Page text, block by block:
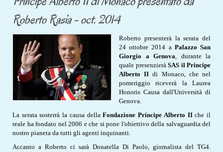
Roberto Rasia - oct. 2014
Roberto presenterà la serata del
24 ottobre 2014 a Palazzo San
Giorgio a Genova, durante la
quale presenzierà SAS il Principe
Alberto II di Monaco, che nel
pomeriggio riceverà la Laurea
Honoris Causa dall'Università di
Genova.
La serata sosterrà la causa dellaFondazione Principe Alberto IIche il
reale ha fondato nel 2006 e che si pone l'obiettivo della salvaguardia del
nostro pianeta da tutti gli agenti inquinanti.
Accanto a Roberto ci sarà Donatella Di Paolo, giornalista del TG4.